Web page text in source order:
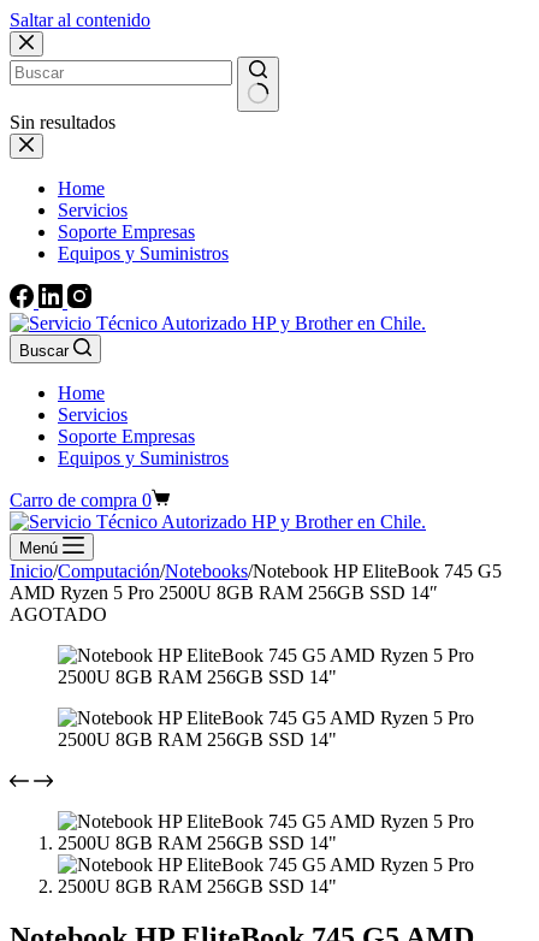
Saltar al contenido
Sin resultados
Home
Servicios
Soporte Empresas
Equipos y Suministros
Buscar
Home
Servicios
Soporte Empresas
Equipos y Suministros
Carro de compra 0
Menú
Inicio/Computación/Notebooks/Notebook HP EliteBook 745 G5
AMD Ryzen 5 Pro 2500U 8GB RAM 256GB SSD 14″
AGOTADO